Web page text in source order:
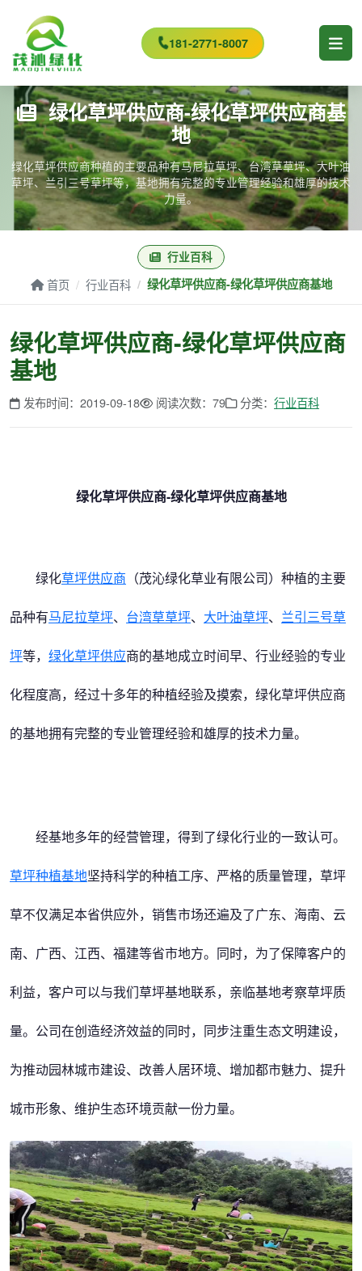
181-2771-8007
绿化草坪供应商-绿化草坪供应商基
地
绿化草坪供应商种植的主要品种有马尼拉草坪、台湾草草坪、大叶油
草坪、兰引三号草坪等，基地拥有完整的专业管理经验和雄厚的技术
力量。
行业百科
首页 行业百科 绿化草坪供应商-绿化草坪供应商基地
绿化草坪供应商-绿化草坪供应商
基地
发布时间：2019-09-18 阅读次数：79 分类： 行业百科
绿化草坪供应商-绿化草坪供应商基地
绿化草坪供应商 （茂沁绿化草业有限公司）种植的主要
品种有马尼拉草坪、 台湾草草坪、 大叶油草坪、 兰引三号草
坪等， 绿化草坪供应商的基地成立时间早、行业经验的专业
化程度高，经过十多年的种植经验及摸索，绿化草坪供应商
的基地拥有完整的专业管理经验和雄厚的技术力量。
经基地多年的经营管理，得到了绿化行业的一致认可。
草坪种植基地坚持科学的种植工序、严格的质量管理，草坪
草不仅满足本省供应外，销售市场还遍及了广东、海南、云
南、广西、江西、福建等省市地方。同时，为了保障客户的
利益，客户可以与我们草坪基地联系，亲临基地考察草坪质
量。公司在创造经济效益的同时，同步注重生态文明建设，
为推动园林城市建设、改善人居环境、增加都市魅力、提升
城市形象、维护生态环境贡献一份力量。